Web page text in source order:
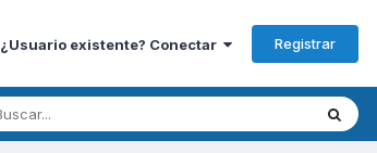
¿Usuario existente? Conectar Registrar